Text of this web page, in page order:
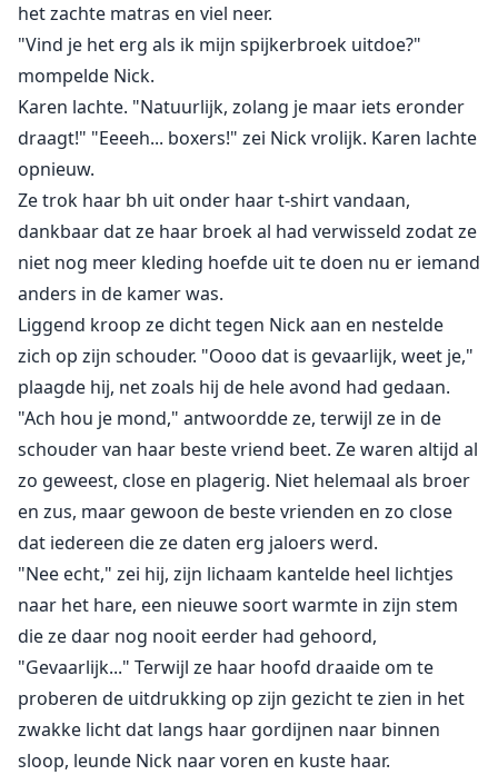
het zachte matras en viel neer.
"Vind je het erg als ik mijn spijkerbroek uitdoe?"
mompelde Nick.
Karen lachte. "Natuurlijk, zolang je maar iets eronder
draagt!" "Eeeeh... boxers!" zei Nick vrolijk. Karen lachte
opnieuw.
Ze trok haar bh uit onder haar t-shirt vandaan,
dankbaar dat ze haar broek al had verwisseld zodat ze
niet nog meer kleding hoefde uit te doen nu er iemand
anders in de kamer was.
Liggend kroop ze dicht tegen Nick aan en nestelde
zich op zijn schouder. "Oooo dat is gevaarlijk, weet je,"
plaagde hij, net zoals hij de hele avond had gedaan.
"Ach hou je mond," antwoordde ze, terwijl ze in de
schouder van haar beste vriend beet. Ze waren altijd al
zo geweest, close en plagerig. Niet helemaal als broer
en zus, maar gewoon de beste vrienden en zo close
dat iedereen die ze daten erg jaloers werd.
"Nee echt," zei hij, zijn lichaam kantelde heel lichtjes
naar het hare, een nieuwe soort warmte in zijn stem
die ze daar nog nooit eerder had gehoord,
"Gevaarlijk..." Terwijl ze haar hoofd draaide om te
proberen de uitdrukking op zijn gezicht te zien in het
zwakke licht dat langs haar gordijnen naar binnen
sloop, leunde Nick naar voren en kuste haar.